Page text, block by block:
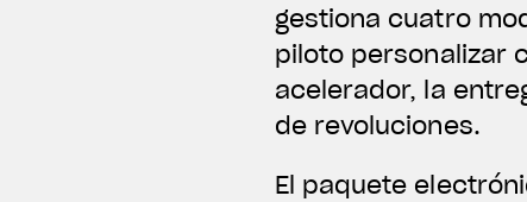
gestiona cuatro
piloto personalizar
acelerador, la
de revoluciones.
El paquete